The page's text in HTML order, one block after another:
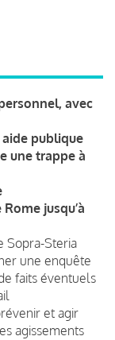
avec
publique
une trappe à
jusqu’à
Sopra-Steria
une enquête
faits éventuels
et agir
agissements